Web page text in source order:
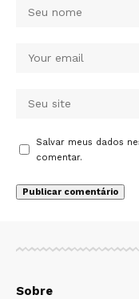
Salvar meus dados
comentar.
Sobre